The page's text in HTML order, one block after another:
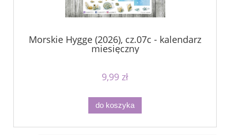
Morskie Hygge (2026), cz.07c - kalendarz
miesięczny
9,99 zł
do koszyka